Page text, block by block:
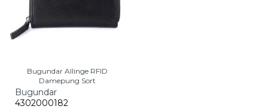
Bugundar Allinge RFID
Damepung Sort
Bugundar
4302000182